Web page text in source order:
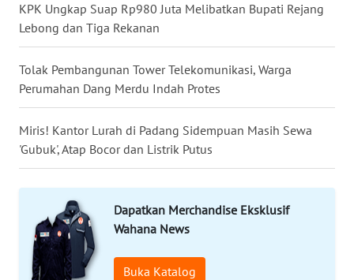
KPK Ungkap Suap Rp980 Juta Melibatkan Bupati Rejang
Lebong dan Tiga Rekanan
Tolak Pembangunan Tower Telekomunikasi, Warga
Perumahan Dang Merdu Indah Protes
Miris! Kantor Lurah di Padang Sidempuan Masih Sewa
'Gubuk', Atap Bocor dan Listrik Putus
Dapatkan Merchandise Eksklusif
Wahana News
Buka Katalog
WN
DANAU
TOBA
WN
NIAS
WN
LANGKAT
WN
TAPANULI
SELATAN